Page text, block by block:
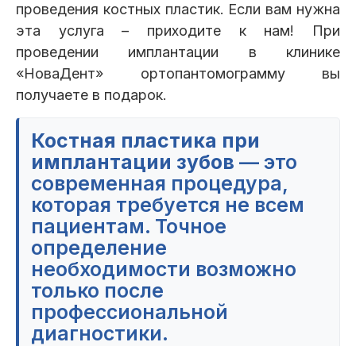
проведения костных пластик. Если вам нужна
эта услуга – приходите к нам! При
проведении имплантации в клинике
«НоваДент» ортопантомограмму вы
получаете в подарок.
Костная пластика при
имплантации зубов — это
современная процедура,
которая требуется не всем
пациентам. Точное
определение
необходимости возможно
только после
профессиональной
диагностики.